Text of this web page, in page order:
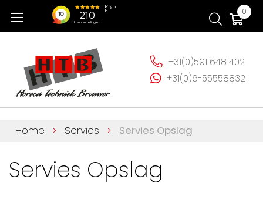
naar
0
+31(0)591 648 402
+31(0)6-55558832
Home Servies Servies Opslag
Servies Opslag